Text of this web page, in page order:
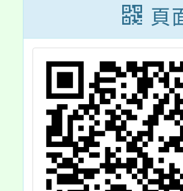
頁